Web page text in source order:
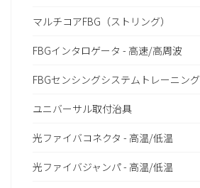
マルチコアFBG（ストリング）
FBGインタロゲータ - 高速/高周波
FBGセンシングシステムトレーニング
ユニバーサル取付治具
光ファイバコネクタ - 高温/低温
光ファイバジャンパ - 高温/低温